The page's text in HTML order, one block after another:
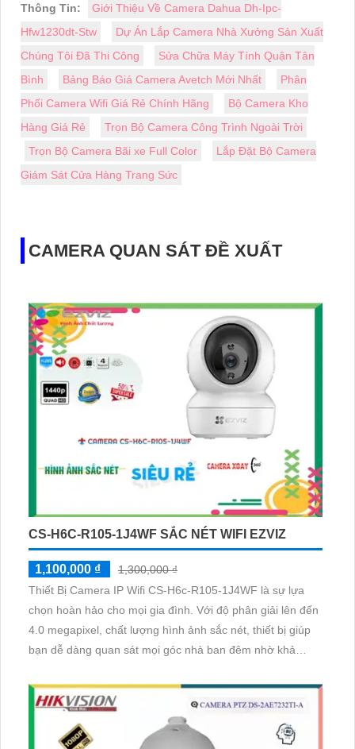
Thông Tin:
Giới Thiệu Về Camera Dahua Dh-Ipc-
Hfw1230dt-Stw
Dự Án Lắp Camera Nhà Xưởng Sản Xuất
Chúng Tôi Đã Thi Công
Sửa Chữa Máy Tính Quận Tân
Bình
Bảng Báo Giá Camera Avetch Mới Nhất
Phân
Phối Camera Wifi Giá Rẻ Chính Hãng
Bộ Camera Kho
Hàng Giá Rẻ
Trọn Bộ Camera Công Trình Ngoài Trời
Trọn Bộ Camera Bãi xe Full Color
Lắp Đặt Bộ Camera
Giám Sát Cửa Hàng Trang Sức
CAMERA QUAN SÁT ĐỀ XUẤT
CS-H6C-R105-1J4WF SẮC NÉT WIFI EZVIZ
1,100,000 ₫
1,300,000 ₫
Thiết Bị Camera IP Wifi CS-H6c-R105-1J4WF là sự lựa
chọn hoàn hảo cho mọi gia đình. Với độ phân giải lên đến
4.0 megapixel, chất lượng hình ảnh sắc nét, thiết bị giúp
bạn dễ dàng quan sát mọi góc nhà ban đêm nhờ khả
hiện đại, không giảm chất lượng hồng ngoại Smart IR,
thiết bị còn xoay 360 độ, ưu điểm thu âm rõ ràng